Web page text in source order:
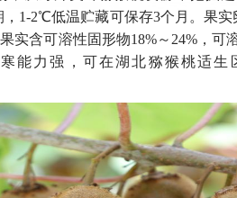
1-2℃低温贮藏可保存3个月。果实
实含可溶性固形物18%～ 24% ，可
能力强，可在湖北猕猴桃适生